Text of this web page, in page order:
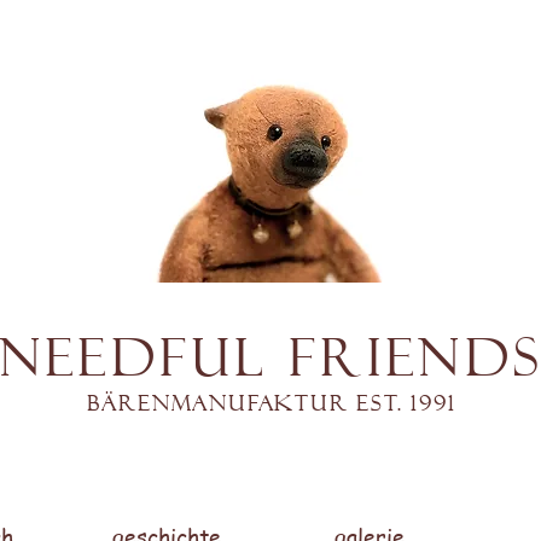
Needful Friends
Bärenmanufaktur est. 1991